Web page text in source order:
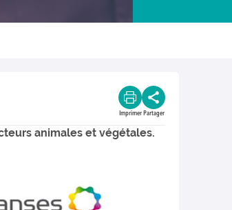
Imprimer Partager
animales et végétales.